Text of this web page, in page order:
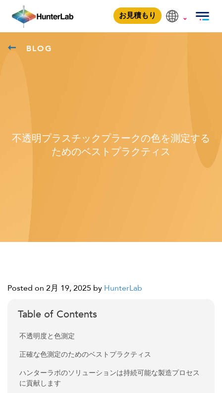
お見積もり
BLOG
不透明プラスチックプラークの色を測定する
ためのベストプラクティス
Posted on 2月 19, 2025 by HunterLab
Table of Contents
不透明度と色測定
正確な色測定のためのベストプラクティス
ハンターラボのソリューションは持続可能な製造プロセス
に貢献します